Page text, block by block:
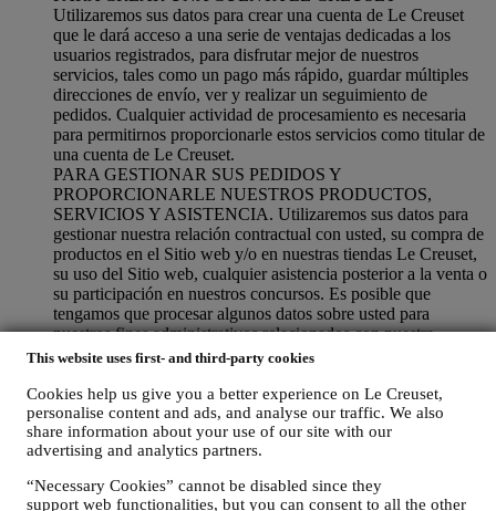
This website uses first- and third-party cookies
Cookies help us give you a better experience on Le Creuset,
personalise content and ads, and analyse our traffic. We also
share information about your use of our site with our
advertising and analytics partners.
“Necessary Cookies” cannot be disabled since they
support web functionalities, but you can consent to all the other
Utilizaremos sus datos para crear una cuenta de Le Creuset
que le dará acceso a una serie de ventajas dedicadas a los
usuarios registrados, para disfrutar mejor de nuestros
servicios, tales como un pago más rápido, guardar múltiples
direcciones de envío, ver y realizar un seguimiento de
pedidos. Cualquier actividad de procesamiento es necesaria
para permitirnos proporcionarle estos servicios como titular de
una cuenta de Le Creuset.
PARA GESTIONAR SUS PEDIDOS Y
PROPORCIONARLE NUESTROS PRODUCTOS,
SERVICIOS Y ASISTENCIA. Utilizaremos sus datos para
gestionar nuestra relación contractual con usted, su compra de
productos en el Sitio web y/o en nuestras tiendas Le Creuset,
su uso del Sitio web, cualquier asistencia posterior a la venta o
su participación en nuestros concursos. Es posible que
tengamos que procesar algunos datos sobre usted para
nuestros fines administrativos relacionados con nuestra
relación contractual con usted, como contabilidad, facturación
fraude, seguridad, pruebas de sistemas, mantenimiento y
análisis estadístico. Ocasionalmente, es posible que
necesitemos ponernos en contacto con usted por razones
administrativas u operativas. Por ejemplo, para enviarle la
personales para responder a sus solicitudes enviadas a través